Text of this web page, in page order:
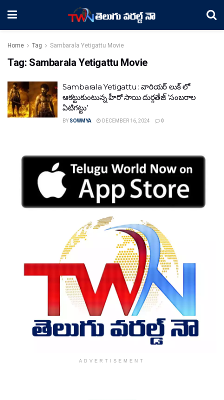
Home Tag Sambarala Yetigattu Movie
Tag: Sambarala Yetigattu Movie
Sambarala Yetigattu : వారియర్ లుక్ లో
ఆకట్టుకుంటున్న హీరో సాయి దుర్గతేజ్ ‘సంబరాల
ఏటిగట్టు’
BY SOWMYA DECEMBER 16, 2024 0
ADVERTISEMENT